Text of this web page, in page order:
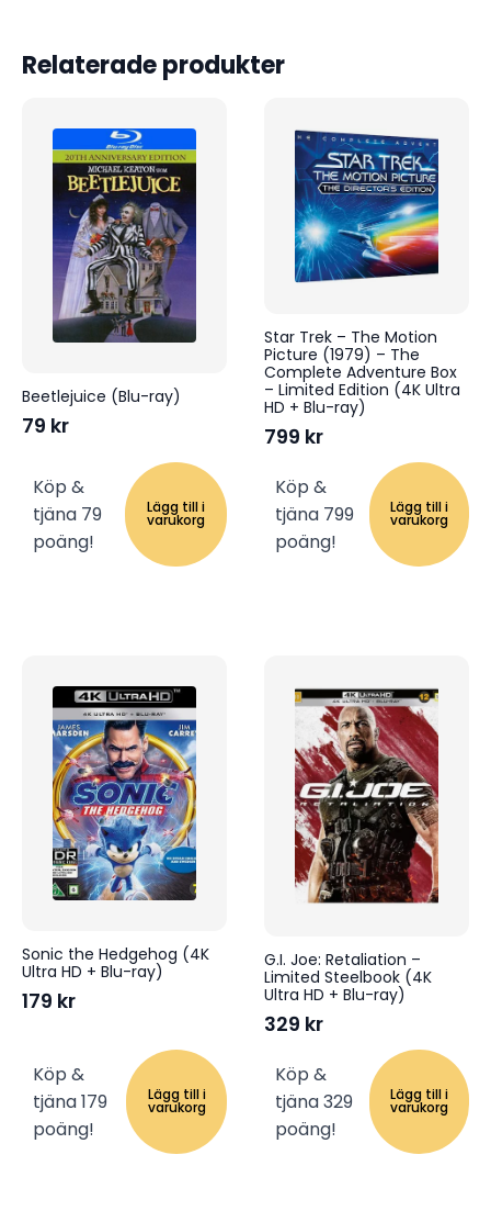
Relaterade produkter
Beetlejuice (Blu-ray)
79 kr
Köp &
tjäna 79
poäng!
Lägg till i
varukorg
Star Trek – The Motion
Picture (1979) – The
Complete Adventure Box
– Limited Edition (4K Ultra
HD + Blu-ray)
799 kr
Köp &
tjäna 799
poäng!
Lägg till i
varukorg
Sonic the Hedgehog (4K
Ultra HD + Blu-ray)
179 kr
Köp &
tjäna 179
poäng!
Lägg till i
varukorg
G.I. Joe: Retaliation –
Limited Steelbook (4K
Ultra HD + Blu-ray)
329 kr
Köp &
tjäna 329
poäng!
Lägg till i
varukorg